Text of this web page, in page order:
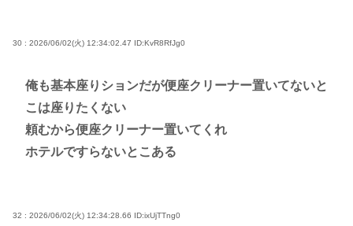
30 : 2026/06/02(火) 12:34:02.47 ID:KvR8RfJg0
俺も基本座りションだが便座クリーナー置いてないと
こは座りたくない
頼むから便座クリーナー置いてくれ
ホテルですらないとこある
32 : 2026/06/02(火) 12:34:28.66 ID:ixUjTTng0